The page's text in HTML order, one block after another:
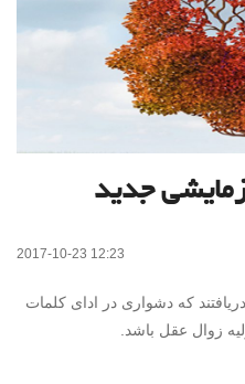
جدید
2017-10-23 12:23
که دشواری در ادای کلمات
زوال عقل باشد.